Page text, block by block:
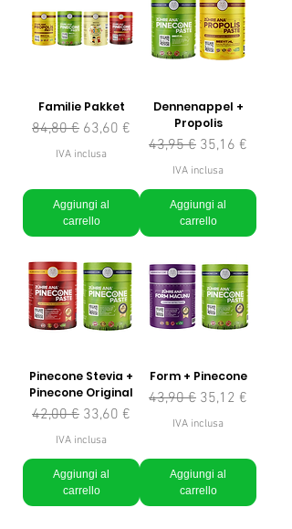
Familie Pakket
Prezzo regolare
84,80 € Prezzo scontato
63,60 €
IVA inclusa
Aggiungi al
carrello
Dennenappel +
Propolis
Prezzo regolare
43,95 € Prezzo scontato
35,16 €
IVA inclusa
Aggiungi al
carrello
Pinecone Stevia +
Pinecone Original
Prezzo regolare
42,00 € Prezzo scontato
33,60 €
IVA inclusa
Aggiungi al
carrello
Form + Pinecone
Prezzo regolare
43,90 € Prezzo scontato
35,12 €
IVA inclusa
Aggiungi al
carrello